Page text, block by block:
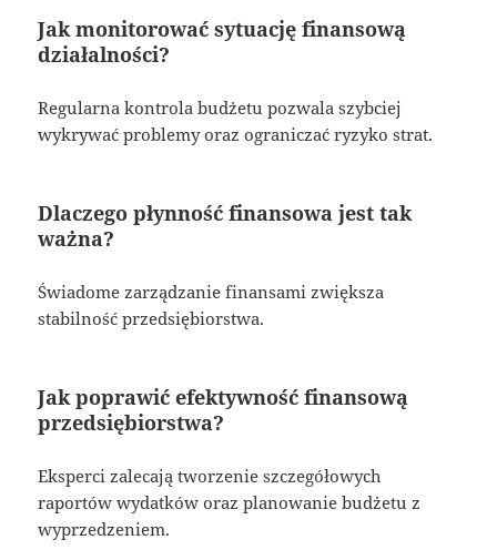
Jak monitorować sytuację finansową
działalności?
Regularna kontrola budżetu pozwala szybciej
wykrywać problemy oraz ograniczać ryzyko strat.
Dlaczego płynność finansowa jest tak
ważna?
Świadome zarządzanie finansami zwiększa
stabilność przedsiębiorstwa.
Jak poprawić efektywność finansową
przedsiębiorstwa?
Eksperci zalecają tworzenie szczegółowych
raportów wydatków oraz planowanie budżetu z
wyprzedzeniem.